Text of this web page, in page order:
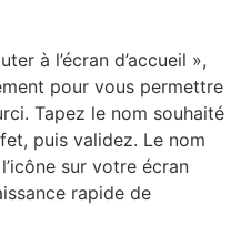
à l’écran d’accueil »,
pour vous permettre
Tapez le nom souhaité
puis validez. Le nom
sur votre écran
rapide de